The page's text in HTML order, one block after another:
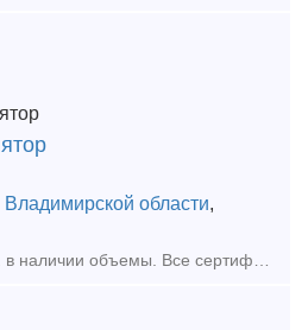
Владимирской области,